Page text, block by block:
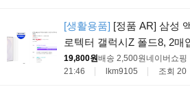
[생활용품] [정품 AR] 삼성
로텍터 갤럭시Z 폴드8, 2매
19,800원배송 2,500원네이버쇼핑
21:46
lkm9105 조회 20